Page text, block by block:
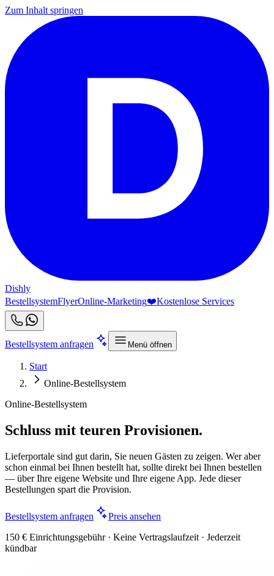
Zum Inhalt springen
Dishly
BestellsystemFlyerOnline-Marketing❤️Kostenlose Services
Bestellsystem anfragen Menü öffnen
Start
Online-Bestellsystem
Online-Bestellsystem
Schluss mit teuren Provisionen.
Lieferportale sind gut darin, Sie neuen Gästen zu zeigen. Wer aber
schon einmal bei Ihnen bestellt hat, sollte direkt bei Ihnen bestellen
— über Ihre eigene Website und Ihre eigene App. Jede dieser
Bestellungen spart die Provision.
Bestellsystem anfragen
Preis ansehen
150 € Einrichtungsgebühr · Keine Vertragslaufzeit · Jederzeit
kündbar